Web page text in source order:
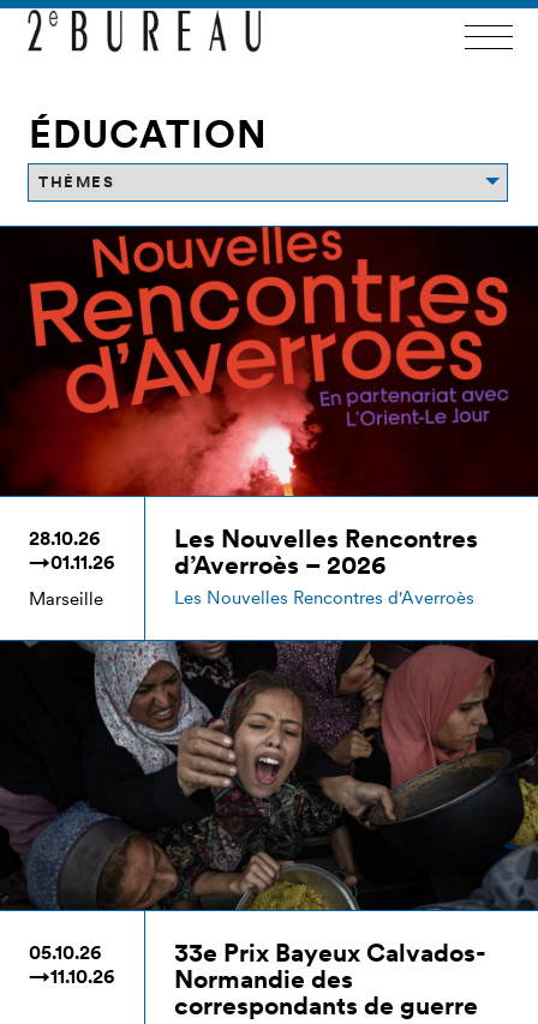
ÉDUCATION
28.10.26
→01.11.26
Marseille
Les Nouvelles Rencontres
d’Averroès – 2026
Les Nouvelles Rencontres d'Averroès
05.10.26
→11.10.26
33e Prix Bayeux Calvados-
Normandie des
correspondants de guerre